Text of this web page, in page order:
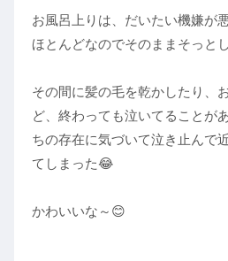
お風呂上りは、だいたい機嫌が
ほとんどなのでそのままそっと
その間に髪の毛を乾かしたり、
ど、終わっても泣いてることが
ちの存在に気づいて泣き止んで
てしまった😂
かわいいな～😊